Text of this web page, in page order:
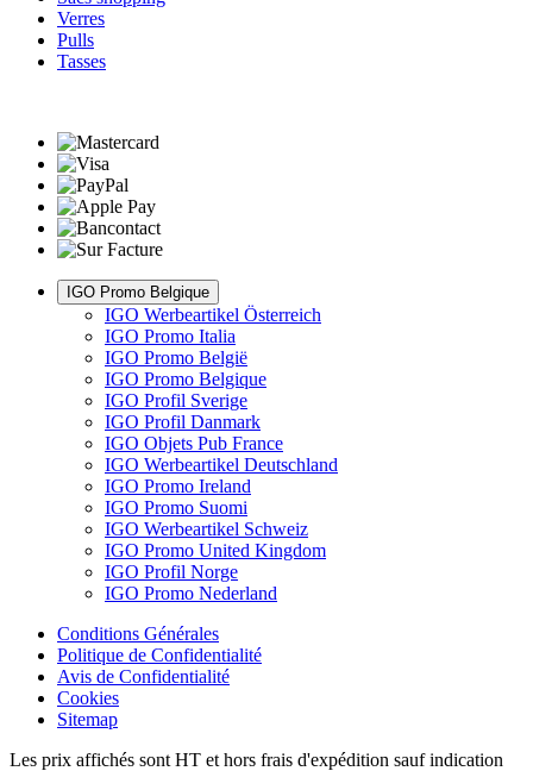
Verres
Pulls
Tasses
IGO Promo Belgique
IGO Werbeartikel Österreich
IGO Promo Italia
IGO Promo België
IGO Promo Belgique
IGO Profil Sverige
IGO Profil Danmark
IGO Objets Pub France
IGO Werbeartikel Deutschland
IGO Promo Ireland
IGO Promo Suomi
IGO Werbeartikel Schweiz
IGO Promo United Kingdom
IGO Profil Norge
IGO Promo Nederland
Conditions Générales
Politique de Confidentialité
Avis de Confidentialité
Cookies
Sitemap
Les prix affichés sont HT et hors frais d'expédition sauf indication